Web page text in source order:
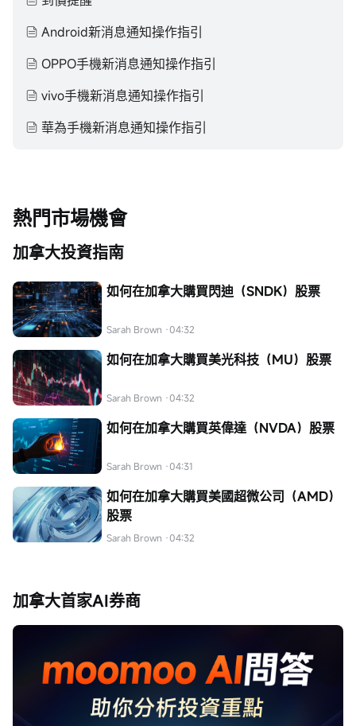
Android新消息通知操作指引
OPPO手機新消息通知操作指引
vivo手機新消息通知操作指引
華為手機新消息通知操作指引
熱門市場機會
加拿大投資指南
如何在加拿大購買閃迪（SNDK）股票
Sarah Brown ·04:32
如何在加拿大購買美光科技（MU）股票
Sarah Brown ·04:32
如何在加拿大購買英偉達（NVDA）股票
Sarah Brown ·04:31
如何在加拿大購買美國超微公司（AMD）
股票
Sarah Brown ·04:32
加拿大首家AI券商